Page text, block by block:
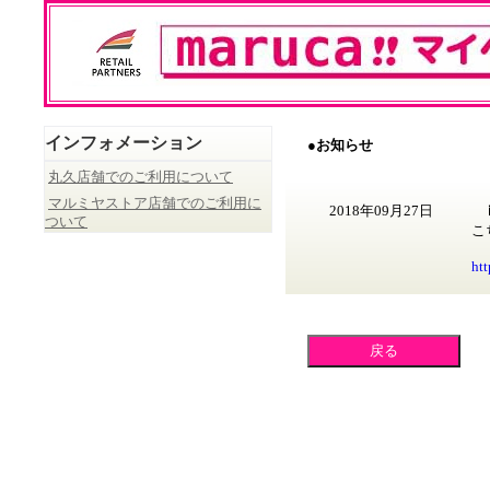
インフォメーション
丸久店舗でのご利用について
マルミヤストア店舗でのご利用に
ついて
●お知らせ
2018年09月27日
こ